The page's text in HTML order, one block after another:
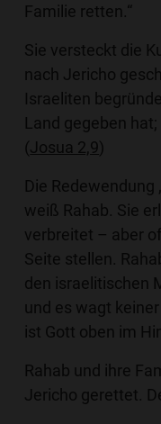
Familie retten.“
Sie versteckt die
nach Jericho
Israeliten
Land gegeben
(Josua 2,9)
Die Redewendung
weiß Rahab. Sie
verbreitet – aber
Seite stellen.
den israelitischen
und es wagt
ist Gott oben im
Rahab und ihre
Jericho gerettet.